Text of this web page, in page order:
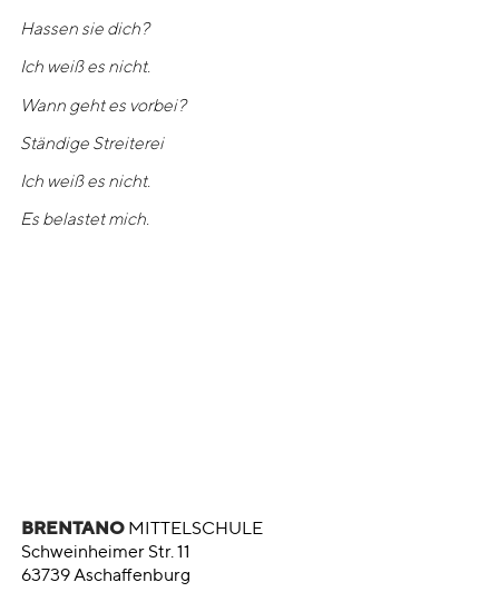
Hassen sie dich?
Ich weiß es nicht.
Wann geht es vorbei?
Ständige Streiterei
Ich weiß es nicht.
Es belastet mich.
BRENTANOMITTELSCHULE
Schweinheimer Str. 11
63739 Aschaffenburg